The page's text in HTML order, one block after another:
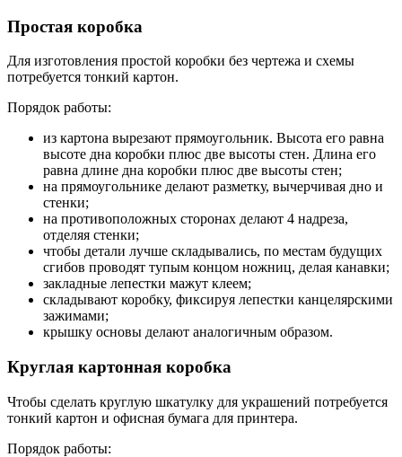
Простая коробка
Для изготовления простой коробки без чертежа и схемы
потребуется тонкий картон.
Порядок работы:
из картона вырезают прямоугольник. Высота его равна
высоте дна коробки плюс две высоты стен. Длина его
равна длине дна коробки плюс две высоты стен;
на прямоугольнике делают разметку, вычерчивая дно и
стенки;
на противоположных сторонах делают 4 надреза,
отделяя стенки;
чтобы детали лучше складывались, по местам будущих
сгибов проводят тупым концом ножниц, делая канавки;
закладные лепестки мажут клеем;
складывают коробку, фиксируя лепестки канцелярскими
зажимами;
крышку основы делают аналогичным образом.
Круглая картонная коробка
Чтобы сделать круглую шкатулку для украшений потребуется
тонкий картон и офисная бумага для принтера.
Порядок работы: